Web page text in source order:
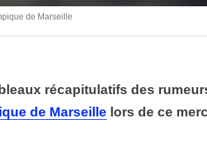
de Marseille
récapitulatifs des
de Marseille lors de ce